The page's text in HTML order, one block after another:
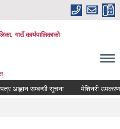
गाउँ कार्यपालिकाको
आह्वान सम्बन्धी सूचना मेशिनरी उपकरण